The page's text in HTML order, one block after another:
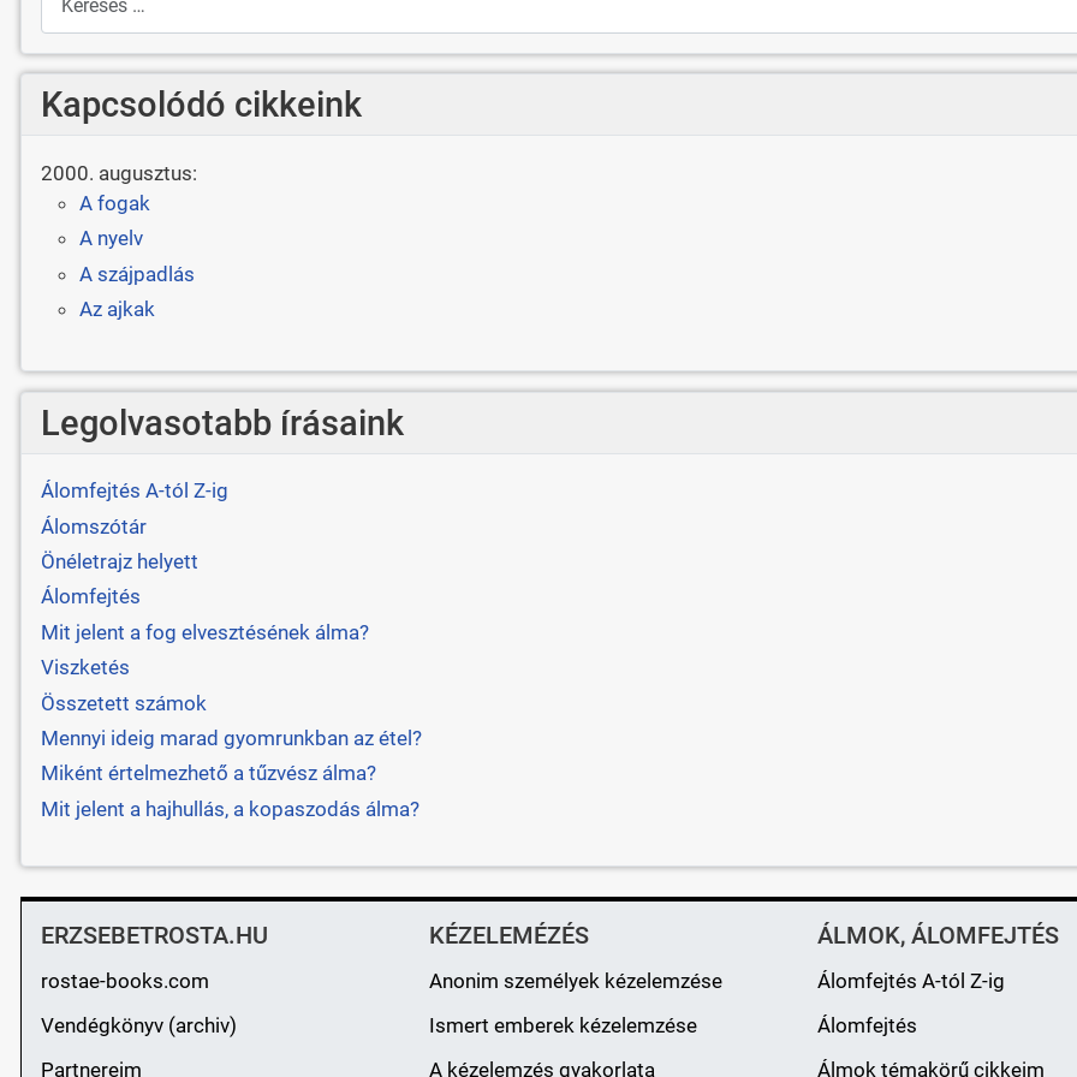
Kapcsolódó cikkeink
2000. augusztus:
A fogak
A nyelv
A szájpadlás
Az ajkak
Legolvasotabb írásaink
Álomfejtés A-tól Z-ig
Álomszótár
Önéletrajz helyett
Álomfejtés
Mit jelent a fog elvesztésének álma?
Viszketés
Összetett számok
Mennyi ideig marad gyomrunkban az étel?
Miként értelmezhető a tűzvész álma?
Mit jelent a hajhullás, a kopaszodás álma?
ERZSEBETROSTA.HU
rostae-books.com
Vendégkönyv (archiv)
Partnereim
KÉZELEMÉZÉS
Anonim személyek kézelemzése
Ismert emberek kézelemzése
A kézelemzés gyakorlata
ÁLMOK, ÁLOMFEJTÉS
Álomfejtés A-tól Z-ig
Álomfejtés
Álmok témakörű cikkeim